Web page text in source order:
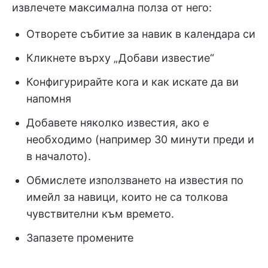
извлечете максимална полза от него:
Отворете събитие за навик в календара си
Кликнете върху „Добави известие“
Конфигурирайте кога и как искате да ви
напомня
Добавете няколко известия, ако е
необходимо (например 30 минути преди и
в началото).
Обмислете използването на известия по
имейл за навици, които не са толкова
чувствителни към времето.
Запазете промените